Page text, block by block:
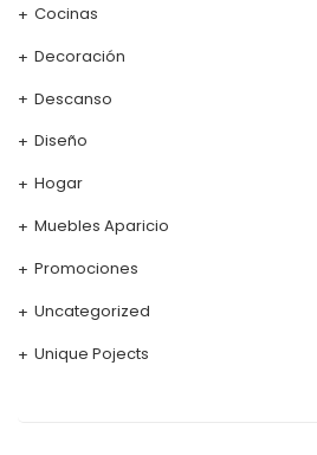
Cocinas
Decoración
Descanso
Diseño
Hogar
Muebles Aparicio
Promociones
Uncategorized
Unique Pojects